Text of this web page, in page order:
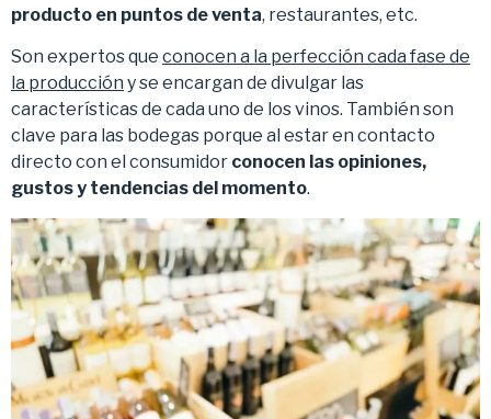
producto en puntos de venta, restaurantes, etc.
Son expertos que conocen a la perfección cada fase de
la producción y se encargan de divulgar las
características de cada uno de los vinos. También son
clave para las bodegas porque al estar en contacto
directo con el consumidor conocen las opiniones,
gustos y tendencias del momento.